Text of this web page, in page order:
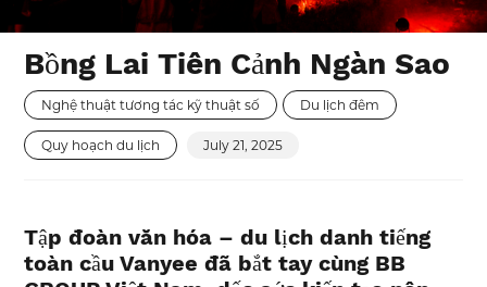
Bồng Lai Tiên Cảnh Ngàn Sao
Nghệ thuật tương tác kỹ thuật số Du lịch đêm
Quy hoạch du lịch July 21, 2025
Tập đoàn văn hóa – du lịch danh tiếng
toàn cầu Vanyee đã bắt tay cùng BB